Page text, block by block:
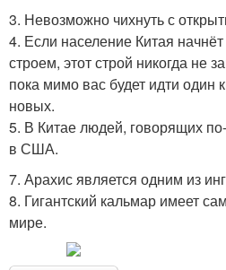
3. Невозможно чихнуть с
4. Если население Китая
строем, этот строй никогда не
пока мимо вас будет идти один
новых.
5. В Китае людей, говорящих
в США.
7. Арахис является одним из
8. Гигантский кальмар имеет
мире.